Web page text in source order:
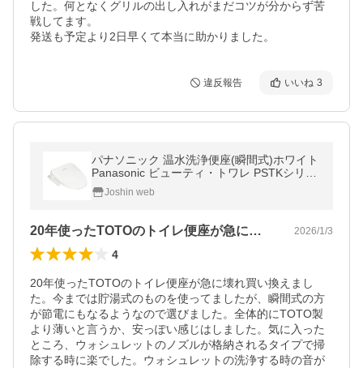
した。何となくグリルの出し入れがまだコツが分からず苦
戦してます。
発送も予定より2日早くて本当に助かりました。
違反報告 いいね 3
パナソニック 温水洗浄便座(瞬間式)ホワイト
Panasonic ビューティ・トワレ PSTKシリー
ズ DL-PSTK10-WS 返品種別B
Joshin web
20年使ったTOTOのトイレ便座が急に… 2026/1/3
4
20年使ったTOTOのトイレ便座が急に壊れ買い換えまし
た。今までは貯湯式のものを使ってましたが、瞬間式の方
が節電にもなるようなので選びました。全体的にTOTO製
より薄いと言うか、安っぽい感じはしました。気に入った
ところ、ウォシュレットのノズルが格納されるタイプで掃
除する時に楽でした。ウォシュレットの洗浄する時の音が